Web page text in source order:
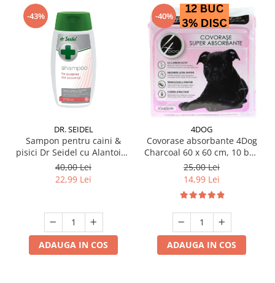
-43%
DR. SEIDEL
Sampon pentru caini &
pisici Dr Seidel cu Alantoina
220 ml
40,00 Lei
22,99 Lei
ADAUGA IN COS
-40%
4DOG
Covorase absorbante 4Dog
Charcoal 60 x 60 cm, 10 buc
/ pachet
25,00 Lei
14,99 Lei
ADAUGA IN COS